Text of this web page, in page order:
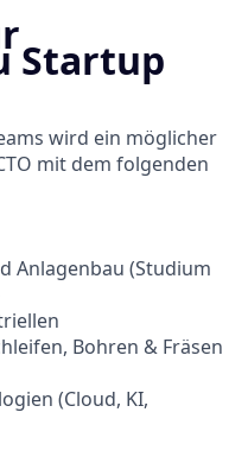
Startup
wird ein möglicher
mit dem folgenden
Anlagenbau (Studium
Bohren & Fräsen
(Cloud, KI,